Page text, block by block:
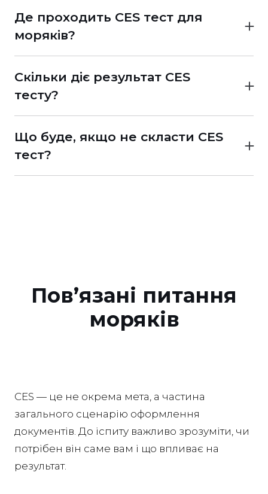
документів.
У багатьох випадках іспиту можна уникнути,
якщо правильно визначити сценарій
Де проходить CES тест для
моряків?
Тест проходить очно в центрах
Моррічсервісу.
Найчастіше — у Варшаві, також доступний в
Україні (Одеса, Ізмаїл).
Скільки діє результат CES
тесту?
Результат дійсний протягом 5 років і
використовується для оформлення або
підтвердження диплома.
Що буде, якщо не скласти CES
тест?
Якщо результат нижче 70%, перескладання
Пов’язані питання
моряків
CES — це не окрема мета, а частина
загального сценарію оформлення
документів. До іспиту важливо зрозуміти, чи
потрібен він саме вам і що впливає на
результат.